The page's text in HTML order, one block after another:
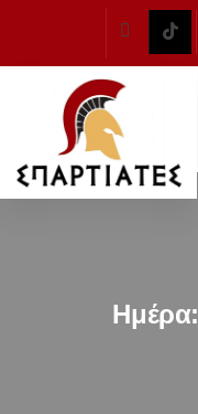
Ημέρα: